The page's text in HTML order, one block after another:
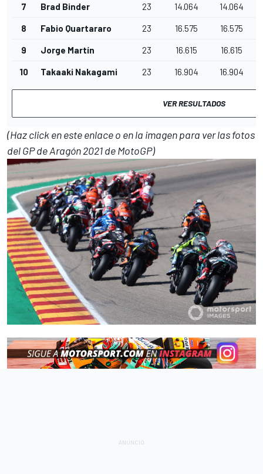
7 Brad Binder 23 14.064 14.064
8 Fabio Quartararo 23 16.575 16.575
9 Jorge Martín 23 16.615 16.615
10 Takaaki Nakagami 23 16.904 16.904
VER RESULTADOS
(Haz click en este enlace o en la imagen para ver las fotos
del GP de Aragón 2021 de MotoGP)